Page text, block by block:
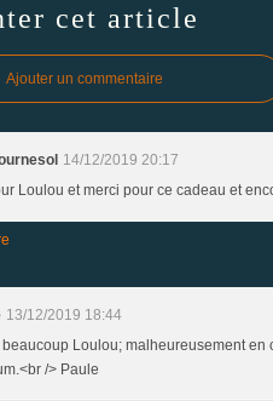
cet article
Ajouter un commentaire
14/12/2019 20:17
Loulou et merci pour ce cadeau et
13/12/2019 18:44
beaucoup Loulou; malheureusement
/> Paule